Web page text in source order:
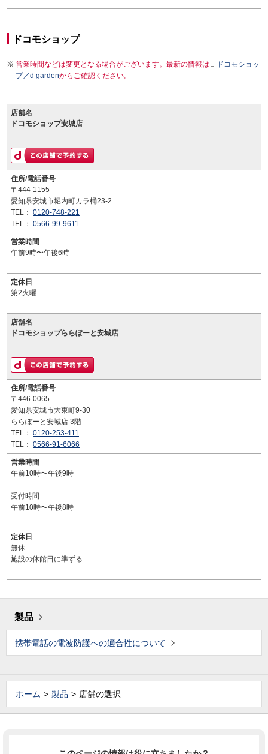
ドコモショップ
営業時間などは変更となる場合がございます。最新の情報は
ドコモショッ
プ／d gardenからご確認ください。
店舗名
ドコモショップ安城店
住所/電話番号
〒444-1155
愛知県安城市堀内町カラ桶23-2
TEL： 0120-748-221
TEL： 0566-99-9611
営業時間
午前9時〜午後6時
定休日
第2火曜
店舗名
ドコモショップららぽーと安城店
住所/電話番号
〒446-0065
愛知県安城市大東町9-30
ららぽーと安城店 3階
TEL： 0120-253-411
TEL： 0566-91-6066
営業時間
午前10時〜午後9時
受付時間
午前10時〜午後8時
定休日
無休
施設の休館日に準ずる
製品
携帯電話の電波防護への適合性について
ホーム 製品 店舗の選択